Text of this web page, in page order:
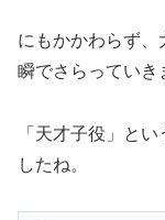
にもかかわらず、
瞬でさらっていき
「天才子役」と
したね。